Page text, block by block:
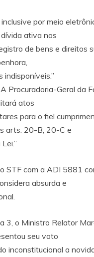
por meio
ativa nos
de bens e direitos
Procuradoria-Geral da
atos
para o fiel
arts. 20-B, 20-C e
STF com a ADI 5881
absurda e
3, o Ministro Relator
seu voto
inconstitucional a